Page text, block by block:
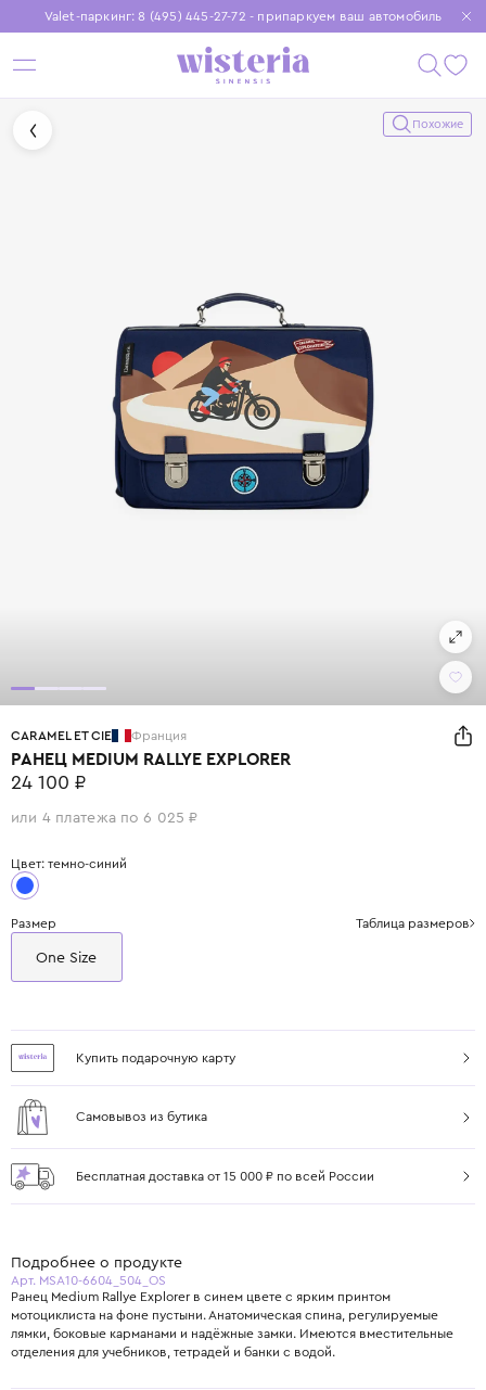
Valet-паркинг: 8 (495) 445-27-72 - припаркуем ваш автомобиль
Бесплатная доставка при заказе от 15 000 ₽
Установите приложение, чтобы покупки были еще удобнее
Похожие
CARAMEL ET CIE Франция
РАНЕЦ MEDIUM RALLYE EXPLORER
24 100 ₽
или 4 платежа по 6 025 ₽
Цвет: темно-синий
Размер Таблица размеров
One Size
Купить подарочную карту
Самовывоз из бутика
Бесплатная доставка от 15 000 ₽ по всей России
Подробнее о продукте
Арт. MSA10-6604_504_OS
Ранец Medium Rallye Explorer в синем цвете с ярким принтом
мотоциклиста на фоне пустыни. Анатомическая спина, регулируемые
лямки, боковые карманами и надёжные замки. Имеются вместительные
отделения для учебников, тетрадей и банки с водой.